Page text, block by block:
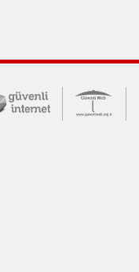
Merkezi
Güvende (yeni
Güvenli